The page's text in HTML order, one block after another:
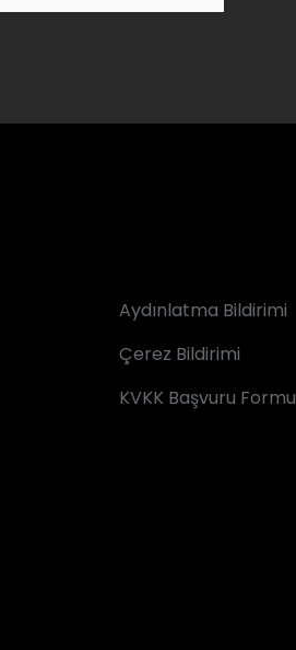
Aydınlatma Bildirimi
Çerez Bildirimi
KVKK Başvuru Formu